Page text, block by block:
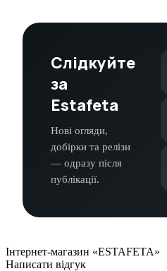
Слідкуйте
за
Estafeta
Нові огляди,
добірки та релізи
— одразу після
публікації.
Інтернет-магазин «ESTAFETA»
Написати відгук